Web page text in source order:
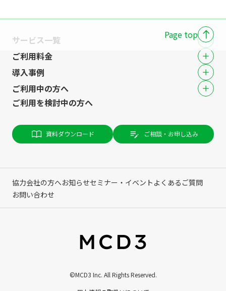
Page top
サービス一覧
ご利用料金
導入事例
ご利用中の方へ
ご利用を検討中の方へ
資料ダウンロード ご相談・お申し込み
協力会社の方へお知らせセミナー・イベント よくあるご質問
お問い合わせ
©MCD3 Inc. All Rights Reserved.